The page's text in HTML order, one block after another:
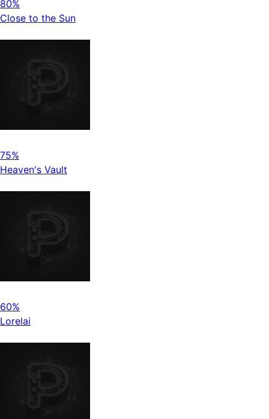
80%
Close to the Sun
75%
Heaven's Vault
60%
Lorelai